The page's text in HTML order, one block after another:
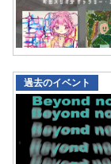
過去のイベント